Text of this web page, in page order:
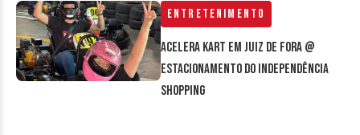
Entretenimento
Acelera Kart em Juiz de Fora @
estacionamento do Independência
Shopping